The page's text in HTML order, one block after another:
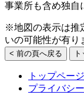
事業所も含め独自
※地図の表示は推
いの可能性が有り
< 前の頁へ戻る
トップページ
プライバシ